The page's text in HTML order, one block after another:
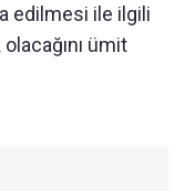
edilmesi ile ilgili
ümit